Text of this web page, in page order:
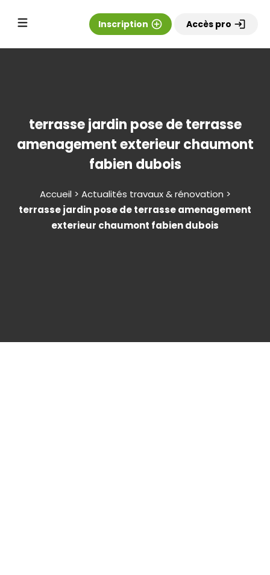
Inscription add_circle_outline Accès pro login
terrasse jardin pose de terrasse
amenagement exterieur chaumont
fabien dubois
Accueil > Actualités travaux & rénovation >
terrasse jardin pose de terrasse amenagement
exterieur chaumont fabien dubois